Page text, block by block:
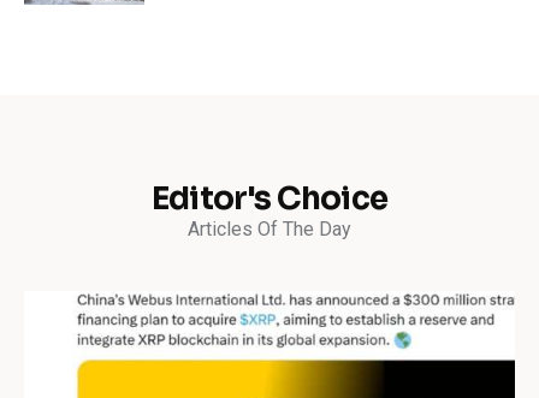
Editor's Choice
Articles Of The Day